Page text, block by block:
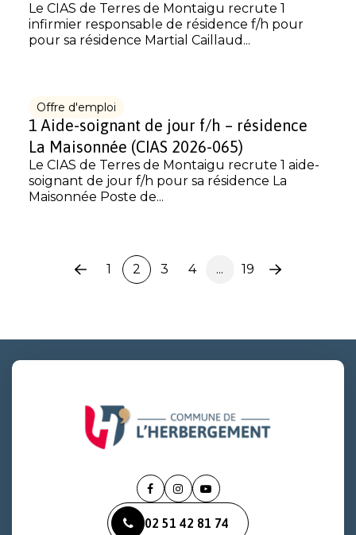
Le CIAS de Terres de Montaigu recrute 1
infirmier responsable de résidence f/h pour
pour sa résidence Martial Caillaud...
Offre d'emploi
1 Aide-soignant de jour f/h – résidence
La Maisonnée (CIAS 2026-065)
Le CIAS de Terres de Montaigu recrute 1 aide-
soignant de jour f/h pour sa résidence La
Maisonnée Poste de...
Page1 2 3 4 ... 19
Page
Lien
le
Lien
le
Lien
la
02 51 42 81 74